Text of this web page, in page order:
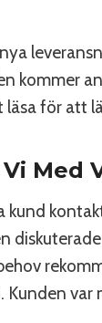
kommer
läsa för att
Med
kund
var